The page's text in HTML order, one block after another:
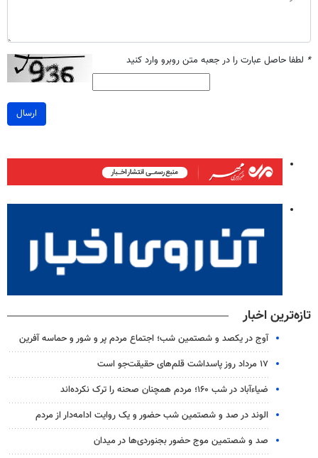
* لطفا حاصل عبارت را در جعبه متن روبرو وارد کنید
ارسال
تازه‌ترین اخبار
آوج در یکصد و شصتمین شب؛ اجتماع مردم پر و شور و حماسه آفرین
۱۷ مرداد روز پاسداشت قلم‌های حقیقت‌جو است
ضیاء‌آباد در شب ۱۶۰؛ مردم همچنان صحنه را ترک نکرده‌اند
الوند در صد و شصتمین شب حضور و یک روایت ادامه‌دار از مردم
صد و شصتمین موج حضور بجنوردی‌ها در میدان